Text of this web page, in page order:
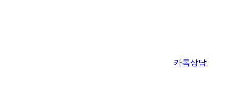
카톡상담